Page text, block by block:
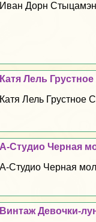
Иван Дорн
Катя Лель
Катя Лель Грустное
А-Студио Черная
А-Студио Черная
Винтаж Дeвoчки-